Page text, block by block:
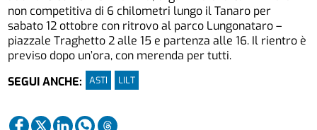
non competitiva di 6 chilometri lungo il Tanaro per
sabato 12 ottobre con ritrovo al parco Lungonataro –
piazzale Traghetto 2 alle 15 e partenza alle 16. Il rientro è
previso dopo un’ora, con merenda per tutti.
SEGUI ANCHE:
ASTI LILT